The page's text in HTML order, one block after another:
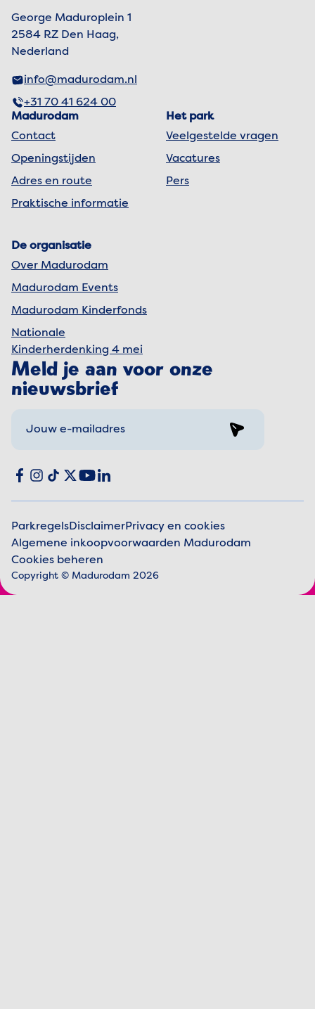
George Maduroplein 1
2584 RZ Den Haag,
Nederland
info@madurodam.nl
+31 70 41 624 00
Madurodam
Contact
Openingstijden
Adres en route
Praktische informatie
Het park
Veelgestelde vragen
Vacatures
Pers
De organisatie
Over Madurodam
Madurodam Events
Madurodam Kinderfonds
Nationale
Kinderherdenking 4 mei
Meld je aan voor onze
nieuwsbrief
Social media
Facebook
Instagram
TikTok
X YouTube
LinkedIn
Juridische informatie
ParkregelsDisclaimerPrivacy en cookies
Algemene inkoopvoorwaarden Madurodam
Cookies beheren
Copyright © Madurodam 2026